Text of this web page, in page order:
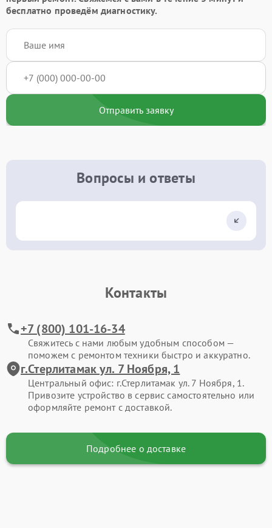
бесплатно проведём диагностику.
Отправить заявку
Вопросы и ответы
Контакты
+7 (800) 101-16-34
Свяжитесь с нами любым удобным способом —
поможем с ремонтом техники быстро и аккуратно.
г.Стерлитамак ул. 7 Ноября, 1
Центральный офис: г.Стерлитамак ул. 7 Ноября, 1.
Привозите устройство в сервис самостоятельно или
оформляйте ремонт с доставкой.
Подробнее о доставке